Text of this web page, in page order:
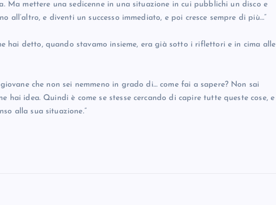
Ma mettere una sedicenne in una situazione in cui pubblichi un disco e
e diventi un successo immediato, e poi cresce sempre di più…”
hai detto, quando stavamo insieme, era già sotto i riflettori e in cima alle
che non sei nemmeno in grado di… come fai a sapere? Non sai
hai idea. Quindi è come se stesse cercando di capire tutte queste cose, e
alla sua situazione.”